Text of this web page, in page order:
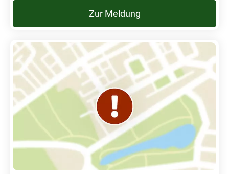
Zur Meldung